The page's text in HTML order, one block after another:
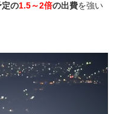
定の1.5～2倍の出費を強い